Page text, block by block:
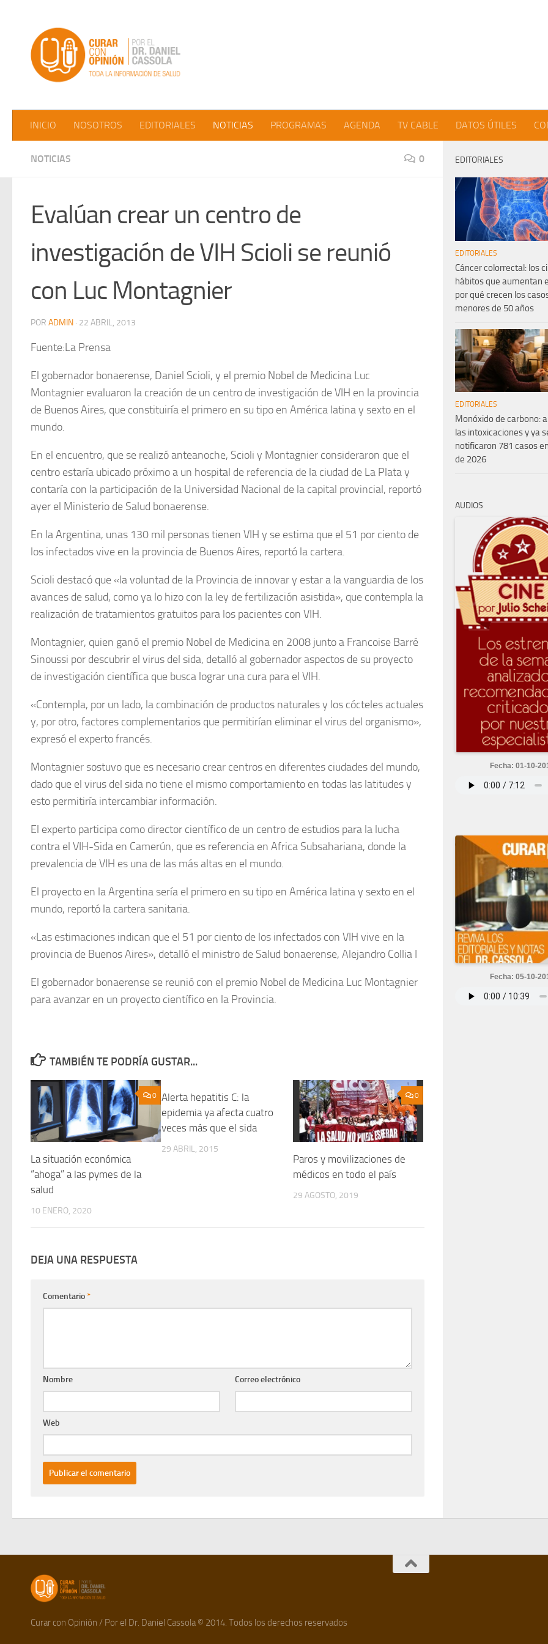
INICIO NOSOTROS EDITORIALES NOTICIAS PROGRAMAS AGENDA TV CABLE DATOS ÚTILES
NOTICIAS 0
Evalúan crear un centro de
investigación de VIH Scioli se reunió
con Luc Montagnier
POR ADMIN · 22 ABRIL, 2013
Fuente:La Prensa
El gobernador bonaerense, Daniel Scioli, y el premio Nobel de Medicina Luc
Montagnier evaluaron la creación de un centro de investigación de VIH en la provincia
de Buenos Aires, que constituiría el primero en su tipo en América latina y sexto en el
mundo.
En el encuentro, que se realizó anteanoche, Scioli y Montagnier consideraron que el
centro estaría ubicado próximo a un hospital de referencia de la ciudad de La Plata y
contaría con la participación de la Universidad Nacional de la capital provincial, reportó
ayer el Ministerio de Salud bonaerense.
En la Argentina, unas 130 mil personas tienen VIH y se estima que el 51 por ciento de
los infectados vive en la provincia de Buenos Aires, reportó la cartera.
Scioli destacó que «la voluntad de la Provincia de innovar y estar a la vanguardia de los
avances de salud, como ya lo hizo con la ley de fertilización asistida», que contempla la
realización de tratamientos gratuitos para los pacientes con VIH.
Montagnier, quien ganó el premio Nobel de Medicina en 2008 junto a Francoise Barré
Sinoussi por descubrir el virus del sida, detalló al gobernador aspectos de su proyecto
de investigación científica que busca lograr una cura para el VIH.
«Contempla, por un lado, la combinación de productos naturales y los cócteles actuales
y, por otro, factores complementarios que permitirían eliminar el virus del organismo»,
expresó el experto francés.
Montagnier sostuvo que es necesario crear centros en diferentes ciudades del mundo,
dado que el virus del sida no tiene el mismo comportamiento en todas las latitudes y
esto permitiría intercambiar información.
El experto participa como director científico de un centro de estudios para la lucha
contra el VIH-Sida en Camerún, que es referencia en Africa Subsahariana, donde la
prevalencia de VIH es una de las más altas en el mundo.
El proyecto en la Argentina sería el primero en su tipo en América latina y sexto en el
mundo, reportó la cartera sanitaria.
«Las estimaciones indican que el 51 por ciento de los infectados con VIH vive en la
provincia de Buenos Aires», detalló el ministro de Salud bonaerense, Alejandro Collia I
El gobernador bonaerense se reunió con el premio Nobel de Medicina Luc Montagnier
para avanzar en un proyecto científico en la Provincia.
TAMBIÉN TE PODRÍA GUSTAR...
0
La situación económica
“ahoga” a las pymes de la
salud
10 ENERO, 2020
Alerta hepatitis C: la
epidemia ya afecta cuatro
veces más que el sida
29 ABRIL, 2015
0
Paros y movilizaciones de
médicos en todo el país
29 AGOSTO, 2019
DEJA UNA RESPUESTA
Comentario*
Nombre Correo electrónico
Web
EDITORIALES
EDITORIALES
Cáncer colorrectal: los
hábitos que aumentan
por qué crecen los
menores de 50 años
EDITORIALES
Monóxido de carbono:
las intoxicaciones y ya
notificaron 781 casos
de 2026
AUDIOS
Fecha: 01-10-
Fecha: 05-10-
Curar con Opinión / Por el Dr. Daniel Cassola © 2014. Todos los derechos reservados